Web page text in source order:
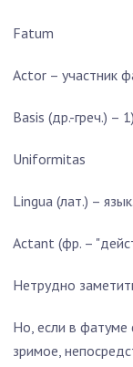
Fatum
Actor – участник
Basis (др.-греч.) –
Uniformitas
Lingua (лат.) – язык.
Actant (фр. –
Нетрудно
Но, если в фатуме
зримое,